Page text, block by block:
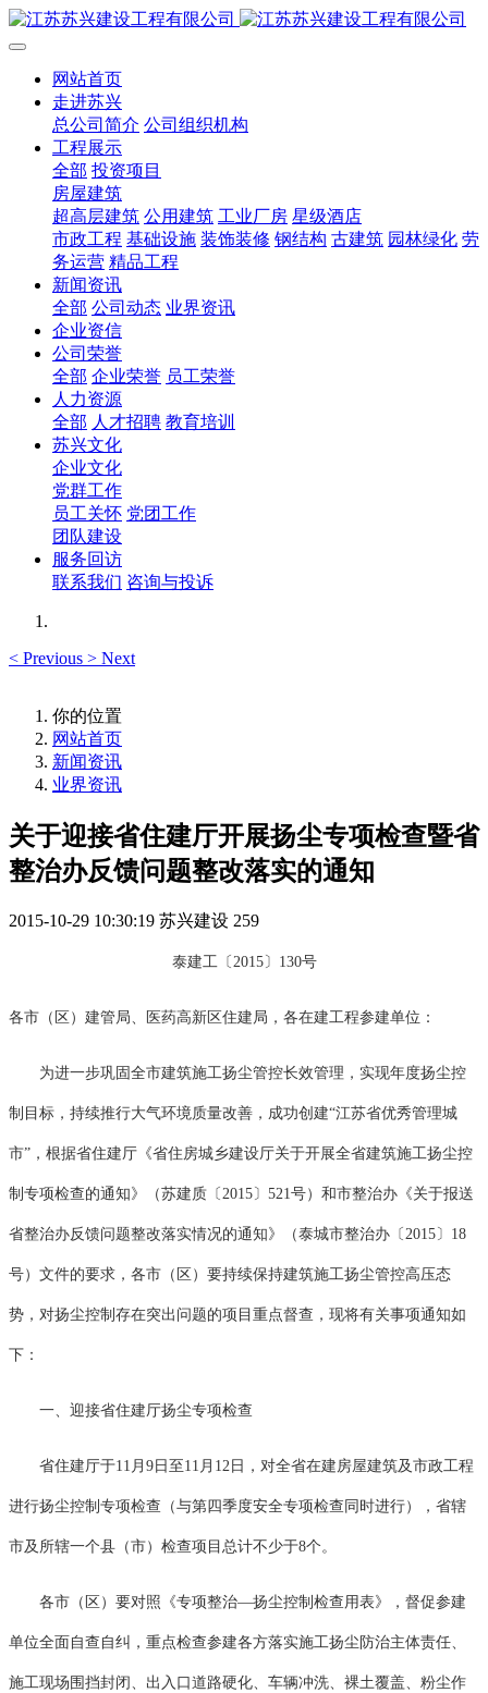
网站首页
走进苏兴
总公司简介 公司组织机构
工程展示
全部 投资项目
房屋建筑
超高层建筑 公用建筑 工业厂房 星级酒店
市政工程 基础设施 装饰装修 钢结构 古建筑 园林绿化 劳
务运营 精品工程
新闻资讯
全部 公司动态 业界资讯
企业资信
公司荣誉
全部 企业荣誉 员工荣誉
人力资源
全部 人才招聘 教育培训
苏兴文化
企业文化
党群工作
员工关怀 党团工作
团队建设
服务回访
联系我们 咨询与投诉
< Previous > Next
你的位置
网站首页
新闻资讯
业界资讯
关于迎接省住建厅开展扬尘专项检查暨省
整治办反馈问题整改落实的通知
2015-10-29 10:30:19 苏兴建设 259
泰建工〔2015〕130号
各市（区）建管局、医药高新区住建局，各在建工程参建单位：
为进一步巩固全市建筑施工扬尘管控长效管理，实现年度扬尘控
制目标，持续推行大气环境质量改善，成功创建“江苏省优秀管理城
市”，根据省住建厅《省住房城乡建设厅关于开展全省建筑施工扬尘控
制专项检查的通知》（苏建质〔2015〕521号）和市整治办《关于报送
省整治办反馈问题整改落实情况的通知》（泰城市整治办〔2015〕18
号）文件的要求，各市（区）要持续保持建筑施工扬尘管控高压态
势，对扬尘控制存在突出问题的项目重点督查，现将有关事项通知如
下：
一、迎接省住建厅扬尘专项检查
省住建厅于11月9日至11月12日，对全省在建房屋建筑及市政工程
进行扬尘控制专项检查（与第四季度安全专项检查同时进行），省辖
市及所辖一个县（市）检查项目总计不少于8个。
各市（区）要对照《专项整治—扬尘控制检查用表》，督促参建
单位全面自查自纠，重点检查参建各方落实施工扬尘防治主体责任、
施工现场围挡封闭、出入口道路硬化、车辆冲洗、裸土覆盖、粉尘作